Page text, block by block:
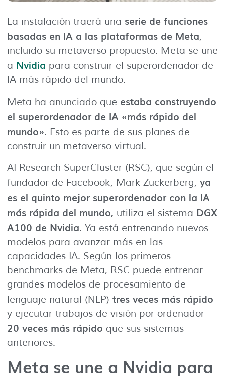
La instalación traerá una serie de funciones
basadas en IA a las plataformas de Meta,
incluido su metaverso propuesto. Meta se une
a Nvidia para construir el superordenador de
IA más rápido del mundo.
Meta ha anunciado que estaba construyendo
el superordenador de IA «más rápido del
mundo». Esto es parte de sus planes de
construir un metaverso virtual.
AI Research SuperCluster (RSC), que según el
fundador de Facebook, Mark Zuckerberg, ya
es el quinto mejor superordenador con la IA
más rápida del mundo, utiliza el sistema DGX
A100 de Nvidia. Ya está entrenando nuevos
modelos para avanzar más en las
capacidades IA. Según los primeros
benchmarks de Meta, RSC puede entrenar
grandes modelos de procesamiento de
lenguaje natural (NLP) tres veces más rápido
y ejecutar trabajos de visión por ordenador
20 veces más rápido que sus sistemas
anteriores.
Meta se une a Nvidia para